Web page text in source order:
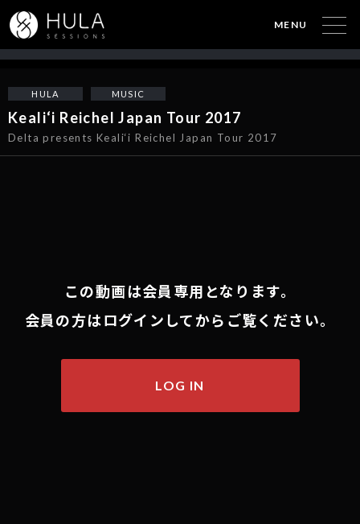
MENU
HULA MUSIC
Keali‘i Reichel Japan Tour 2017
Delta presents Keali‘i Reichel Japan Tour 2017
この動画は会員専用となります。
会員の方はログインしてからご覧ください。
LOG IN